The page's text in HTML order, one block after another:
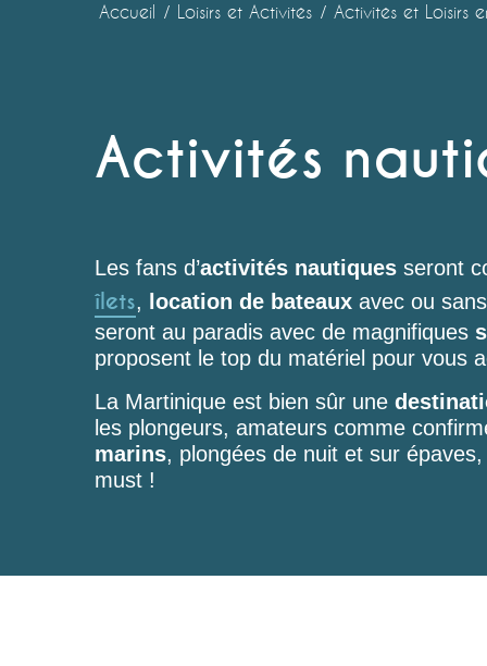
Accueil Loisirs et Activités Activités et Loisirs
Activités
Les fans d’activités nautiques seront
îlets, location de bateaux avec ou
seront au paradis avec de magnifiques
proposent le top du matériel pour vous
La Martinique est bien sûr une
les plongeurs, amateurs comme
marins, plongées de nuit et sur
must !